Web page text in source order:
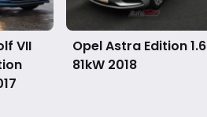
VII
Opel Astra Edition 1.6
81kW 2018